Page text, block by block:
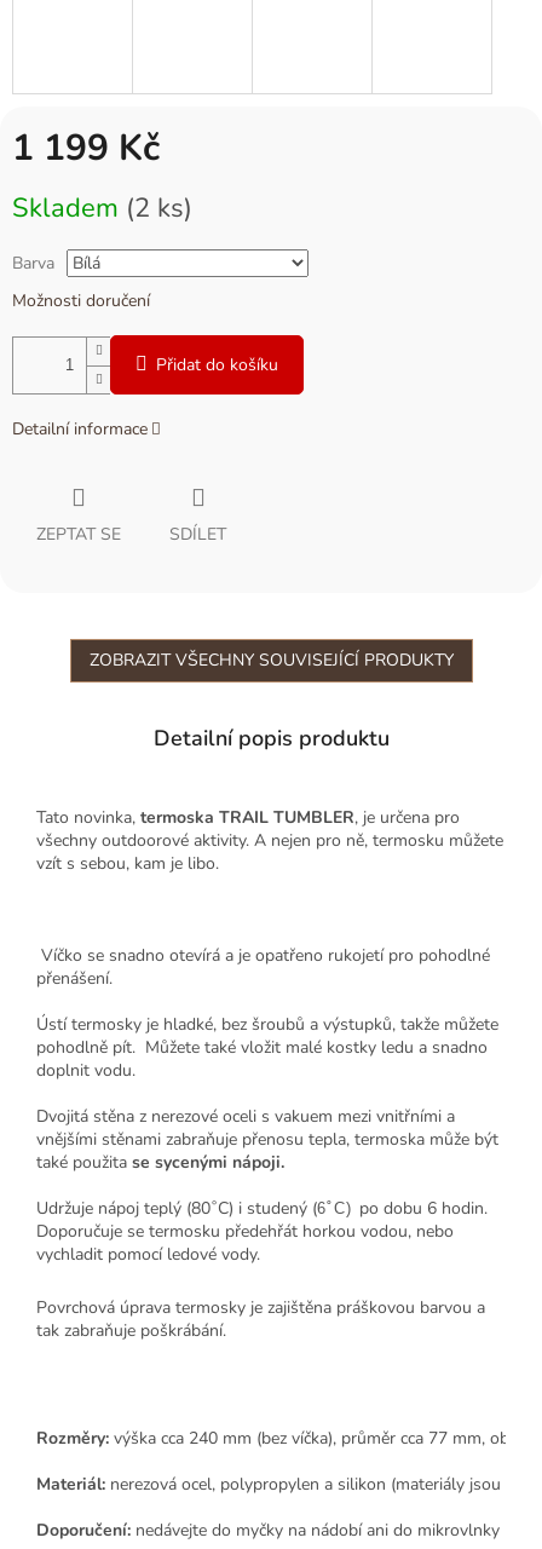
1 199 Kč
cena:
Skladem (2 ks)
Barva
Možnosti doručení
Přidat do košíku
Detailní informace
ZEPTAT SE SDÍLET
ZOBRAZIT VŠECHNY SOUVISEJÍCÍ PRODUKTY
Detailní popis produktu
Tato novinka, termoska TRAIL TUMBLER, je určena pro
všechny outdoorové aktivity. A nejen pro ně, termosku můžete
vzít s sebou, kam je libo.
Víčko se snadno otevírá a je opatřeno rukojetí pro pohodlné
přenášení.
Ústí termosky je hladké, bez šroubů a výstupků, takže můžete
pohodlně pít. Můžete také vložit malé kostky ledu a snadno
doplnit vodu.
Dvojitá stěna z nerezové oceli s vakuem mezi vnitřními a
vnějšími stěnami zabraňuje přenosu tepla, termoska může být
také použita se sycenými nápoji.
Udržuje nápoj teplý (80˚C) i studený (6˚C) po dobu 6 hodin.
Doporučuje se termosku předehřát horkou vodou, nebo
vychladit pomocí ledové vody.
Povrchová úprava termosky je zajištěna práškovou barvou a
tak zabraňuje poškrábání.
Rozměry: výška cca 240 mm (bez víčka), průměr cca 77 mm,
Materiál: nerezová ocel, polypropylen a silikon (materiály jsou
Doporučení: nedávejte do myčky na nádobí ani do mikrovlnky